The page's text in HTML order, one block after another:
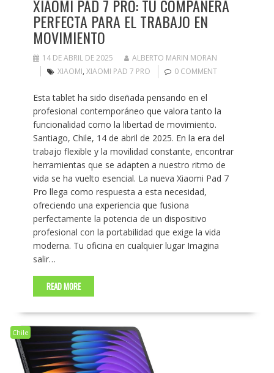
XIAOMI PAD 7 PRO: TU COMPAÑERA
PERFECTA PARA EL TRABAJO EN
MOVIMIENTO
14 DE ABRIL DE 2025
ALBERTO MARIN MORAN
XIAOMI, XIAOMI PAD 7 PRO 0 COMMENT
Esta tablet ha sido diseñada pensando en el
profesional contemporáneo que valora tanto la
funcionalidad como la libertad de movimiento.
Santiago, Chile, 14 de abril de 2025. En la era del
trabajo flexible y la movilidad constante, encontrar
herramientas que se adapten a nuestro ritmo de
vida se ha vuelto esencial. La nueva Xiaomi Pad 7
Pro llega como respuesta a esta necesidad,
ofreciendo una experiencia que fusiona
perfectamente la potencia de un dispositivo
profesional con la portabilidad que exige la vida
moderna. Tu oficina en cualquier lugar Imagina
salir…
READ MORE
Chile